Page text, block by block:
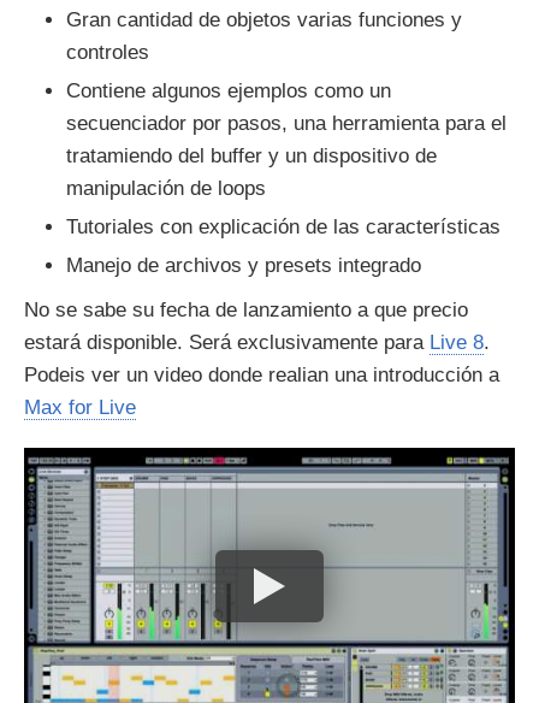
Gran cantidad de objetos varias funciones y
controles
Contiene algunos ejemplos como un
secuenciador por pasos, una herramienta para el
tratamiendo del buffer y un dispositivo de
manipulación de loops
Tutoriales con explicación de las características
Manejo de archivos y presets integrado
No se sabe su fecha de lanzamiento a que precio
estará disponible. Será exclusivamente para Live 8.
Podeis ver un video donde realian una introducción a
Max for Live